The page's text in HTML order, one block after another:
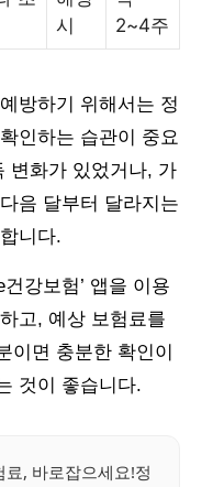
시
2~4주
방하기 위해서는 정
인하는 습관이 중요
변화가 있었거나, 가
음 달부터 달라지는
니다.
강보험’ 앱을 이용
고, 예상 보험료를
이면 충분한 확인이
것이 좋습니다.
, 바로잡으세요!정